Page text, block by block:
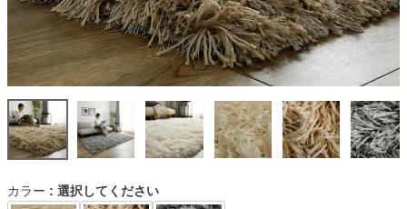
カラー 選択してください